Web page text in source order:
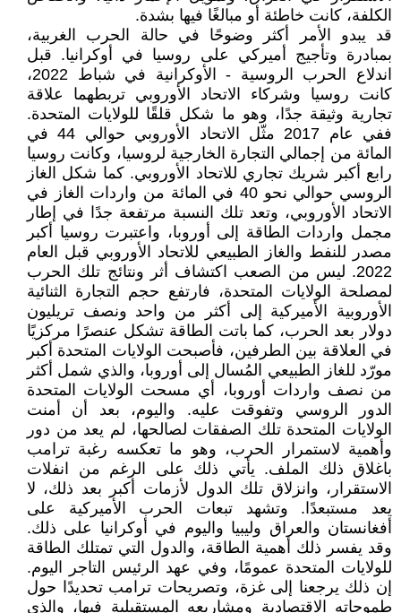
الكلفة، كانت خاطئة أو مبالغًا فيها بشدة.
قد يبدو الأمر أكثر وضوحًا في حالة الحرب الغربية،
بمبادرة وتأجيج أميركي على روسيا في أوكرانيا. قبل
اندلاع الحرب الروسية - الأوكرانية في شباط 2022،
كانت روسيا وشركاء الاتحاد الأوروبي تربطهما علاقة
تجارية وثيقة جدًا، وهو ما شكل قلقًا للولايات المتحدة.
ففي عام 2017 مثّل الاتحاد الأوروبي حوالي 44 في
المائة من إجمالي التجارة الخارجية لروسيا، وكانت روسيا
رابع أكبر شريك تجاري للاتحاد الأوروبي. كما شكل الغاز
الروسي حوالي نحو 40 في المائة من واردات الغاز في
الاتحاد الأوروبي، وتعد تلك النسبة مرتفعة جدًا في إطار
مجمل واردات الطاقة إلى أوروبا، واعتبرت روسيا أكبر
مصدر للنفط والغاز الطبيعي للاتحاد الأوروبي قبل العام
2022. ليس من الصعب اكتشاف أثر ونتائج تلك الحرب
لمصلحة الولايات المتحدة، فارتفع حجم التجارة الثنائية
الأوروبية الأميركية إلى أكثر من واحد ونصف تريليون
دولار بعد الحرب، كما باتت الطاقة تشكل عنصرًا مركزيًا
في العلاقة بين الطرفين، فأصبحت الولايات المتحدة أكبر
مورّد للغاز الطبيعي المُسال إلى أوروبا، والذي شمل أكثر
من نصف واردات أوروبا، أي مسحت الولايات المتحدة
الدور الروسي وتفوقت عليه. واليوم، بعد أن أمنت
الولايات المتحدة تلك الصفقات لصالحها، لم يعد من دور
وأهمية لاستمرار الحرب، وهو ما تعكسه رغبة ترامب
باغلاق ذلك الملف. يأتي ذلك على الرغم من انفلات
الاستقرار، وانزلاق تلك الدول لأزمات أكبر بعد ذلك، لا
يعد مستبعدًا. وتشهد تبعات الحرب الأميركية على
أفغانستان والعراق وليبيا واليوم في أوكرانيا على ذلك.
وقد يفسر ذلك أهمية الطاقة، والدول التي تمتلك الطاقة
للولايات المتحدة عمومًا، وفي عهد الرئيس التاجر اليوم.
إن ذلك يرجعنا إلى غزة، وتصريحات ترامب تحديدًا حول
طموحاته الاقتصادية ومشاريعه المستقبلية فيها، والذي